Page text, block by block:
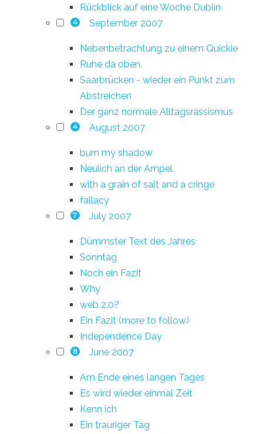
Rückblick auf eine Woche Dublin
4 September 2007
Nebenbetrachtung zu einem Quickie
Ruhe da oben.
Saarbrücken - wieder ein Punkt zum
Abstreichen
Der ganz normale Alltagsrassismus
4 August 2007
burn my shadow
Neulich an der Ampel
with a grain of salt and a cringe
fallacy
7 July 2007
Dümmster Text des Jahres
Sonntag
Noch ein Fazit
Why
web 2.0?
Ein Fazit (more to follow)
Independence Day
8 June 2007
Am Ende eines langen Tages
Es wird wieder einmal Zeit
Kenn ich
Ein trauriger Tag